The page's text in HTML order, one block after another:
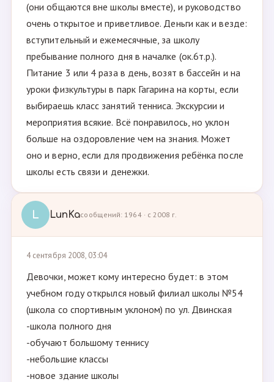
(они общаются вне школы вместе), и руководство
очень открытое и приветливое. Деньги как и везде:
вступительный и ежемесячные, за школу
пребывание полного дня в началке (ок.6т.р.).
Питание 3 или 4 раза в день, возят в бассейн и на
уроки физкультуры в парк Гагарина на корты, если
выбираешь класс занятий тенниса. Экскурсии и
мероприятия всякие. Всё понравилось, но уклон
больше на оздоровление чем на знания. Может
оно и верно, если для продвижения ребёнка после
школы есть связи и денежки.
L LunKaсообщений: 1964 · с 2008 г.
4 сентября 2008, 03:04
Девочки, может кому интересно будет: в этом
учебном году открылся новый филиал школы №54
(школа со спортивным уклоном) по ул. Двинская
-школа полного дня
-обучают большому теннису
-небольшие классы
-новое здание школы